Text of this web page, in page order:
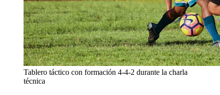
Tablero táctico con formación 4-4-2 durante la charla
técnica